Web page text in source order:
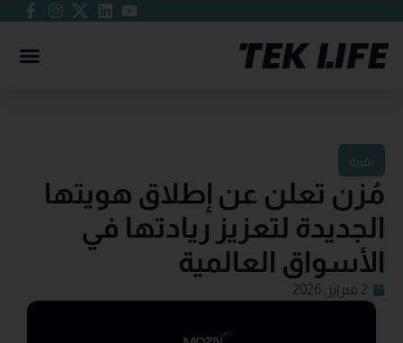
تقنية
مُزن تعلن عن إطلاق هويتها
الجديدة لتعزيز ريادتها في
الأسواق العالمية
2 فبراير, 2026